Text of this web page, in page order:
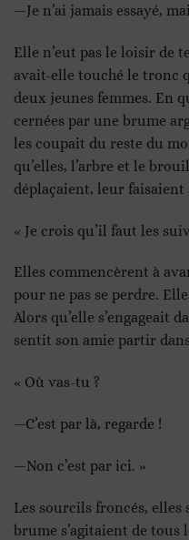
—Je n’ai jamais essayé,
Elle n’eut pas le loisir de
avait-elle touché le tronc
deux jeunes femmes. En
cernées par une brume
les coupait du reste du
qu’elles, l’arbre et le
déplaçaient, leur faisaient
« Je crois qu’il faut les
Elles commencèrent à
pour ne pas se perdre.
Alors qu’elle s’engageait
sentit son amie partir
« Où vas-tu ?
—C’est par là, regarde !
—Non c’est par ici. »
Les sourcils froncés, elles
brume s’agitaient de tous